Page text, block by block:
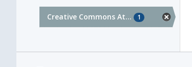
Creative Commons At... 1